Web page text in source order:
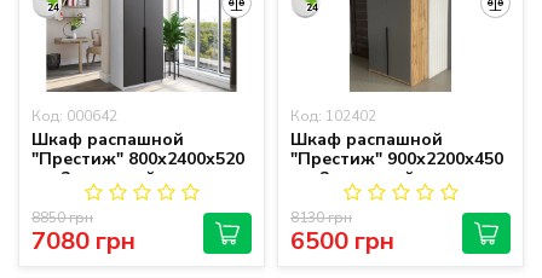
24
Код: 000642
Шкаф распашной
"Престиж" 800х2400х520
мм 2-дверный
7080 грн
8850 грн
24
Код: 102402
Шкаф распашной
"Престиж" 900х2200х450
мм 2-дверный
6500 грн
8130 грн